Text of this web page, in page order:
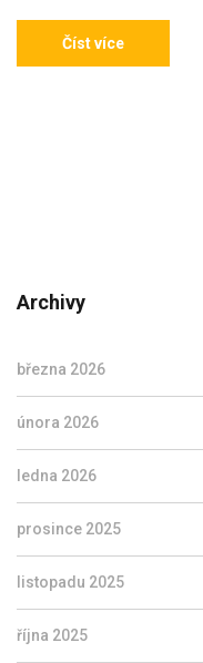
Číst více
Archivy
března 2026
února 2026
ledna 2026
prosince 2025
listopadu 2025
října 2025